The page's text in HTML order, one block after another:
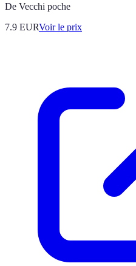
De Vecchi poche
7.9 EURVoir le prix